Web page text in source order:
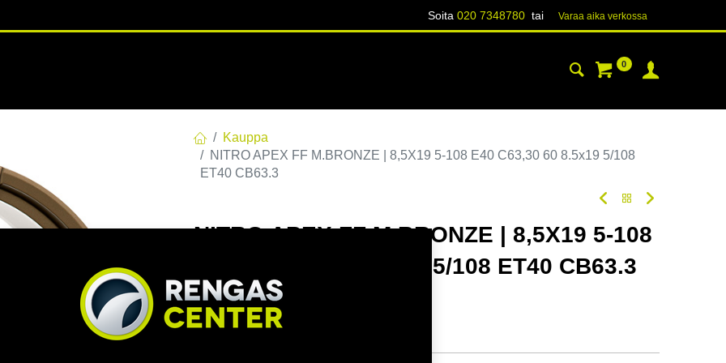
Soita 020 7348780tai Varaa aika verk​​​​ossa
0
Kauppa
NITRO APEX FF M.BRONZE | 8,5X19 5-108 E40 C63,30 60 8.5x19 5/108
ET40 CB63.3
NITRO APEX FF M.BRONZE | 8,5X19 5-108
E40 C63,30 60 8.5x19 5/108 ET40 CB63.3
EAN:7332818114062
295,00€ / kpl